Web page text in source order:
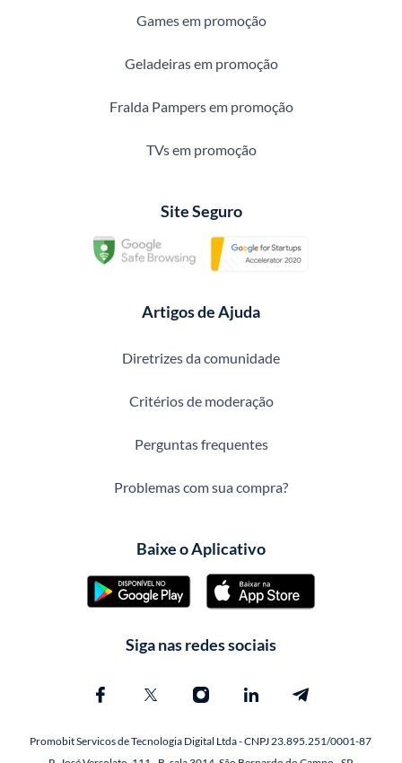
Games em promoção
Geladeiras em promoção
Fralda Pampers em promoção
TVs em promoção
Site Seguro
Artigos de Ajuda
Diretrizes da comunidade
Critérios de moderação
Perguntas frequentes
Problemas com sua compra?
Baixe o Aplicativo
Siga nas redes sociais
Promobit Servicos de Tecnologia Digital Ltda - CNPJ 23.895.251/0001-87